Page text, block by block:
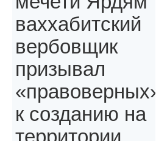
ваххабитский
вербовщик
призывал
«правоверных»,
к созданию на